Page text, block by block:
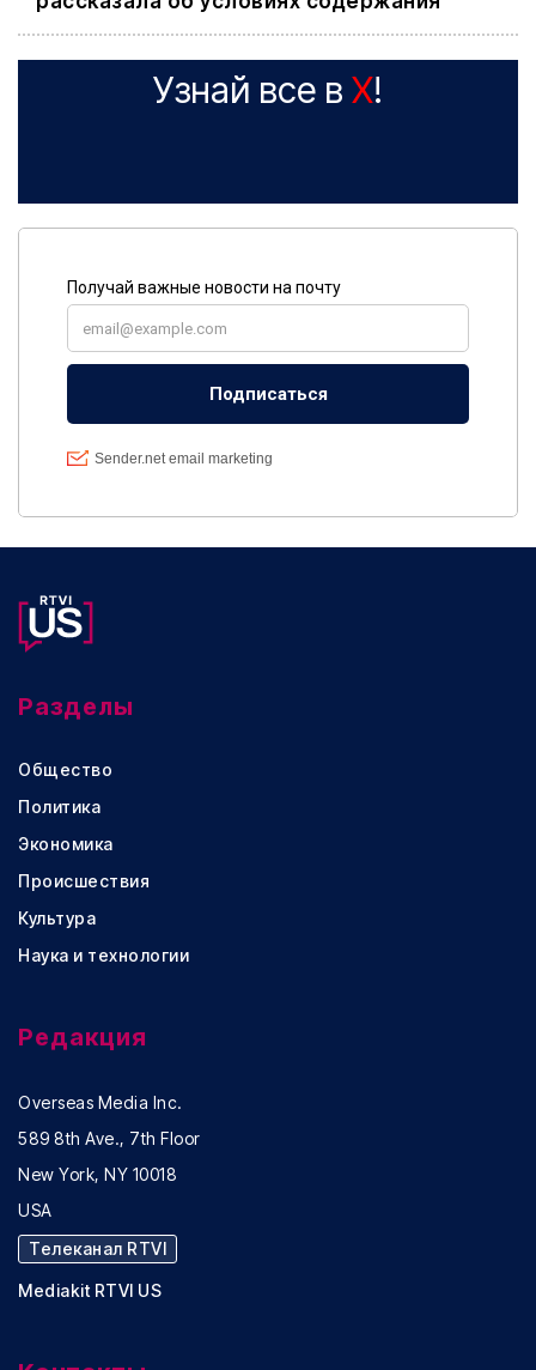
Узнай все в X!
Разделы
Общество
Политика
Экономика
Происшествия
Культура
Наука и технологии
Редакция
Overseas Media Inc.
589 8th Ave., 7th Floor
New York, NY 10018
USA
Телеканал RTVI
Mediakit RTVI US